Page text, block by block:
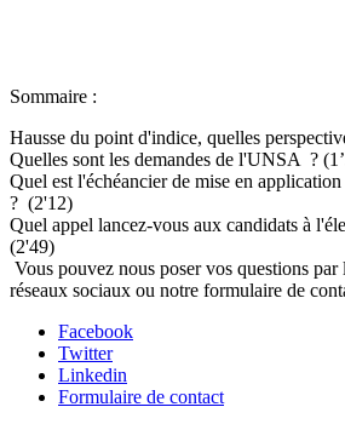
Sommaire :
Hausse du point d'indice, quelles
Quelles sont les demandes de l'UNSA ?
Quel est l'échéancier de mise en
? (2'12)
Quel appel lancez-vous aux candidats à
(2'49)
Vous pouvez nous poser vos questions par
réseaux sociaux ou notre formulaire de
Facebook
Twitter
Linkedin
Formulaire de contact